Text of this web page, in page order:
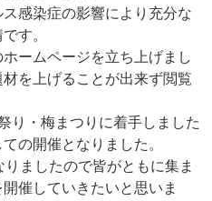
感染症の影響により充分な
す。
ームページを立ち上げまし
を上げることが出来ず閲覧
り・梅まつりに着手しました
の開催となりました。
ましたので皆がともに集ま
催していきたいと思いま